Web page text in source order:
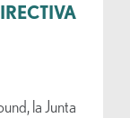
la Junta